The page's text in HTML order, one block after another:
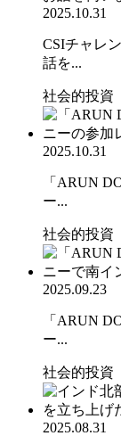
2025.10.31
CSIチャレ
話を...
社会的投資
2025.10.31
「ARUN
ー...
社会的投資
2025.09.23
「ARUN
ー...
社会的投資
2025.08.31